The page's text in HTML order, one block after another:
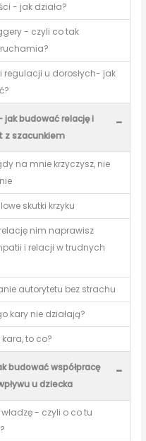
- jak działa?
- czyli co tak
regulacji u dorosłych- jak
jak budować relację i
szacunkiem
-
na mnie krzyczysz, nie
skutki krzyku
nim naprawisz
i relacji w trudnych
autorytetu bez strachu
kary nie działają?
to co?
budować współpracę
u dziecka
-
- czyli o co tu